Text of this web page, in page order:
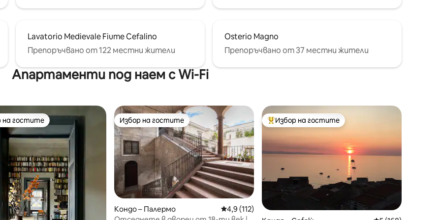
Lavatorio Medievale Fiume Cefalino
Препоръчвано от 122 местни жители
Osterio Magno
Препоръчвано от 37 местни жители
Апартаменти под наем с Wi-Fi
5, 332 отзива
избор на гостите
на гостите Избор на гостите
Избор на гостите
Кондо – Палермо Средна оценка: 4,9 от 5, 112 отзива
4,9 (112)
Най-популярен избор на гостите
Избор на гостите